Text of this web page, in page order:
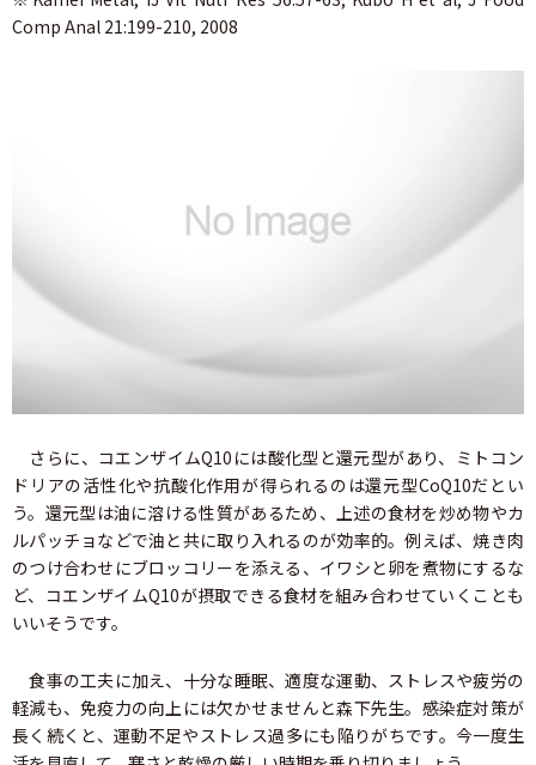
Comp Anal 21:199-210, 2008
さらに、コエンザイムQ10には酸化型と還元型があり、ミトコン
ドリアの活性化や抗酸化作用が得られるのは還元型CoQ10だとい
う。還元型は油に溶ける性質があるため、上述の食材を炒め物やカ
ルパッチョなどで油と共に取り入れるのが効率的。例えば、焼き肉
のつけ合わせにブロッコリーを添える、イワシと卵を煮物にするな
ど、コエンザイムQ10が摂取できる食材を組み合わせていくことも
いいそうです。
食事の工夫に加え、十分な睡眠、適度な運動、ストレスや疲労の
軽減も、免疫力の向上には欠かせませんと森下先生。感染症対策が
長く続くと、運動不足やストレス過多にも陥りがちです。今一度生